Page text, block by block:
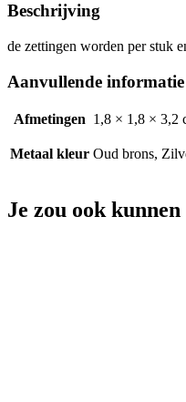
Beschrijving
de zettingen worden per stuk
Aanvullende informatie
Afmetingen 1,8 × 1,8 × 3,2
Metaal kleur Oud brons,
Je zou ook